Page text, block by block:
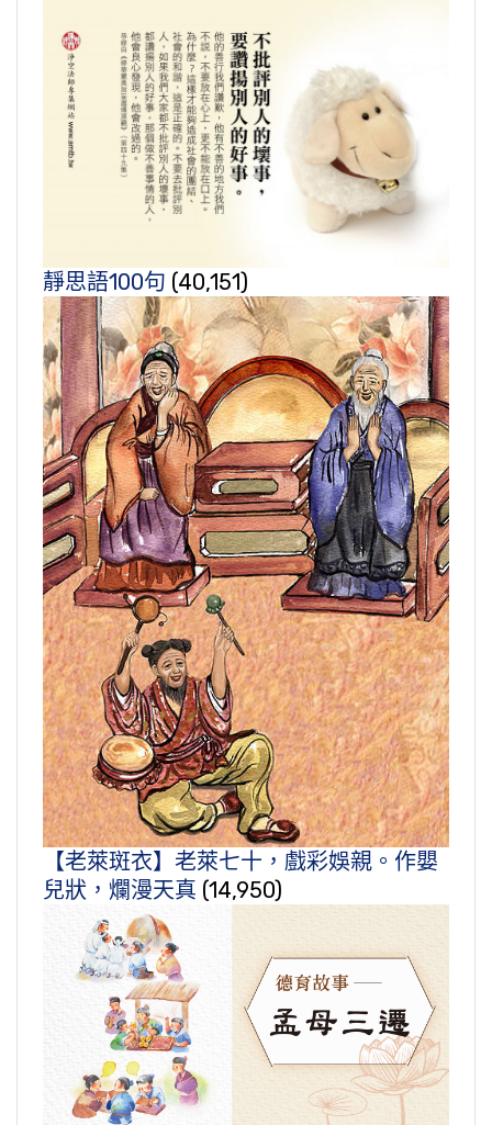
靜思語100句 (40,151)
【老萊斑衣】老萊七十，戲彩娛親。作嬰
兒狀，爛漫天真 (14,950)